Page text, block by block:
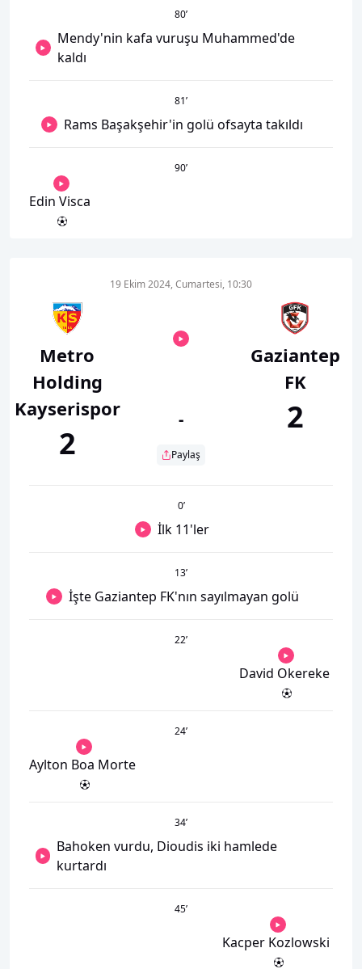
80’
Mendy'nin kafa vuruşu Muhammed'de
kaldı
81’
Rams Başakşehir'in golü ofsayta takıldı
90’
Edin Visca
Metro
Holding
Kayserispor
2
19 Ekim 2024, Cumartesi, 10:30
-
Paylaş
Gaziantep
FK
2
0’
İlk 11'ler
13’
İşte Gaziantep FK'nın sayılmayan golü
22’
David Okereke
24’
Aylton Boa Morte
34’
Bahoken vurdu, Dioudis iki hamlede
kurtardı
45’
Kacper Kozlowski